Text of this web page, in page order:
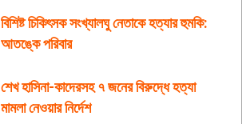
বিশিষ্ট চিকিৎসক সংখ্যালঘু নেতাকে হত্যার হুমকি:
আতঙ্কে পরিবার
শেখ হাসিনা-কাদেরসহ ৭ জনের বিরুদ্ধে হত্যা
মামলা নেওয়ার নির্দেশ